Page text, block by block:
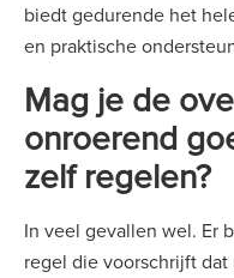
biedt gedurende het
en praktische
Mag je de
onroerend
zelf regelen?
In veel gevallen wel. Er
regel die voorschrijft